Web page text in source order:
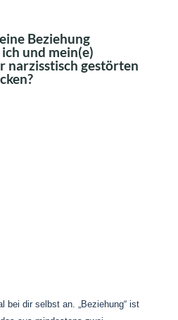
Beziehung
und mein(e)
narzisstisch gestörten
bei dir selbst an. „Beziehung“ ist